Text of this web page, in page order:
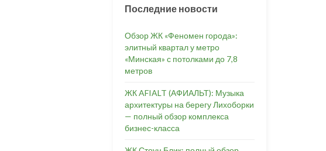
Последние новости
Обзор ЖК «Феномен города»:
элитный квартал у метро
«Минская» с потолками до 7,8
метров
ЖК AFIALT (АФИАЛЬТ): Музыка
архитектуры на берегу Лихоборки
— полный обзор комплекса
бизнес-класса